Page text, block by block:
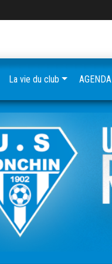
La vie du club AGENDA